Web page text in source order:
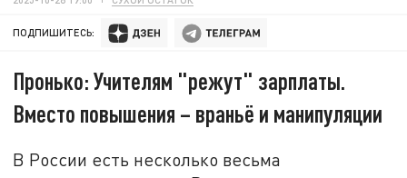
ПОДПИШИТЕСЬ:
Пронько: Учителям "режут" зарплаты.
Вместо повышения – враньё и манипуляции
В России есть несколько весьма